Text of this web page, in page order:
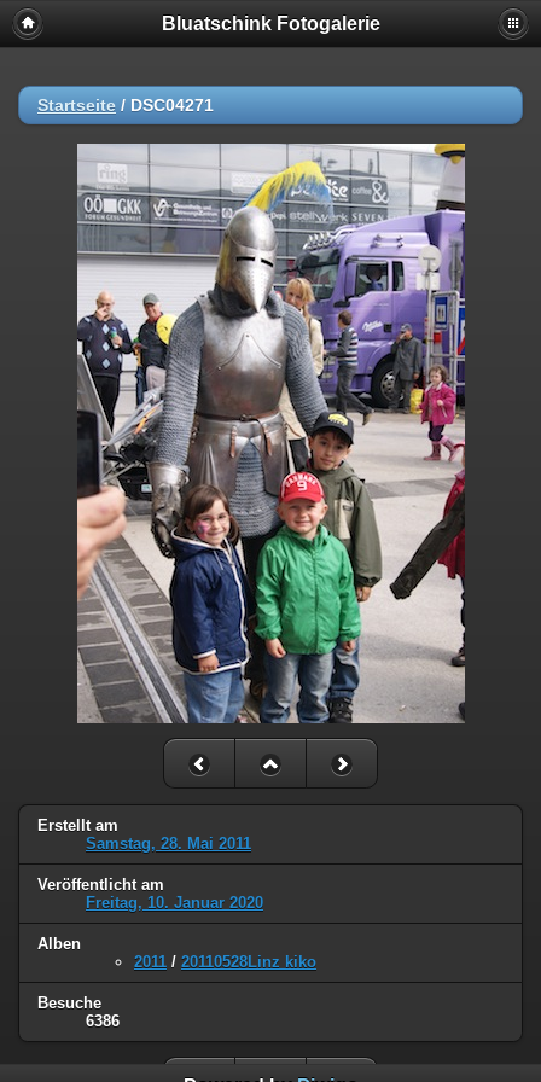
Bluatschink Fotogalerie
Startseite / DSC04271
Erstellt am
Samstag, 28. Mai 2011
Veröffentlicht am
Freitag, 10. Januar 2020
Alben
2011 / 20110528Linz kiko
Besuche
6386